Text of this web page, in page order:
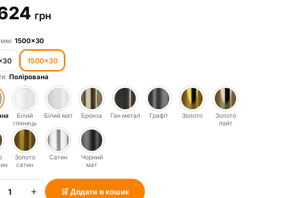
грн
мм: 1500×30
1500×30
Полірована
Білий
глянець
Білий мат Бронза Ган метал Графіт Золото
Золото
лайт
Золото
сатин
Сатин
Чорний
мат
+ 🛒 Додати в кошик